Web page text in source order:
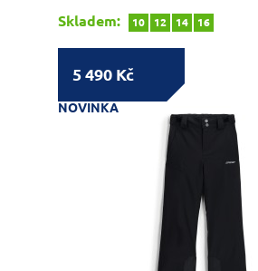
Skladem:
10 12 14 16
5 490 Kč
NOVINKA